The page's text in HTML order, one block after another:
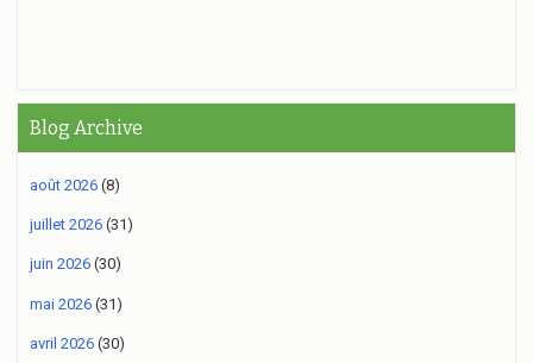
Blog Archive
août 2026 (8)
juillet 2026 (31)
juin 2026 (30)
mai 2026 (31)
avril 2026 (30)